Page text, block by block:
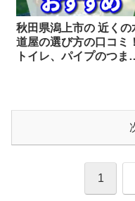
秋田県潟上市の 近くの
道屋の選び方の口コミ！
トイレ、パイプのつま
1